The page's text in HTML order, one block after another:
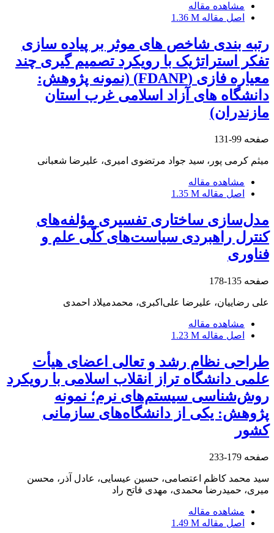
مشاهده مقاله
اصل مقاله 1.36 M
رتبه بندی شاخص های موثر بر پیاده سازی
تفکر استراتژیک با رویکرد تصمیم گیری چند
معیاره فازی (FDANP) (نمونه پژوهش:
دانشگاه های آزاد اسلامی غرب استان
مازندران)
صفحه 99-131
میثم کرمی پور، سید جواد مرتضوی امیری، علیرضا شعبانی
مشاهده مقاله
اصل مقاله 1.35 M
مدل‌سازی ساختاری تفسیری مؤلفه‌های
کنترل راهبردی سیاست‌های کلّی علم و
فناوری
صفحه 135-178
علی رضاییان، علیرضا علی‌اکبری، محمدمیلاد احمدی
مشاهده مقاله
اصل مقاله 1.23 M
طراحی نظام رشد و تعالی اعضای هیأت
علمی دانشگاه تراز انقلاب اسلامی با رویکرد
روش‌شناسی سیستم‌های نرم؛ نمونه
پژوهش: یکی از دانشگاه‌های سازمانی
کشور
صفحه 179-233
سید محمد کاظم اعتصامی، حسین عیسایی، عادل آذر، محسن
میری، حمیدرضا محمدی، مهدی فاتح راد
مشاهده مقاله
اصل مقاله 1.49 M